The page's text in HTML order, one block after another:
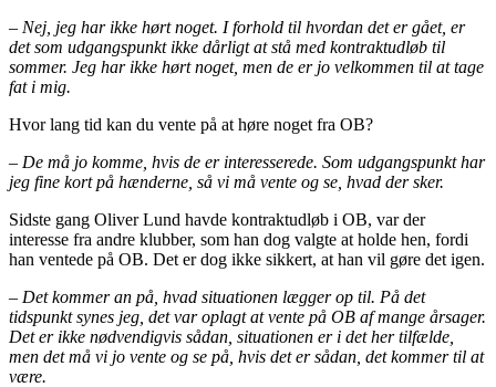
– Nej, jeg har ikke hørt noget. I forhold til hvordan det er gået, er
det som udgangspunkt ikke dårligt at stå med kontraktudløb til
sommer. Jeg har ikke hørt noget, men de er jo velkommen til at tage
fat i mig.
Hvor lang tid kan du vente på at høre noget fra OB?
– De må jo komme, hvis de er interesserede. Som udgangspunkt har
jeg fine kort på hænderne, så vi må vente og se, hvad der sker.
Sidste gang Oliver Lund havde kontraktudløb i OB, var der
interesse fra andre klubber, som han dog valgte at holde hen, fordi
han ventede på OB. Det er dog ikke sikkert, at han vil gøre det igen.
– Det kommer an på, hvad situationen lægger op til. På det
tidspunkt synes jeg, det var oplagt at vente på OB af mange årsager.
Det er ikke nødvendigvis sådan, situationen er i det her tilfælde,
men det må vi jo vente og se på, hvis det er sådan, det kommer til at
være.